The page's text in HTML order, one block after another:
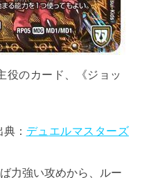
役のカード、《ジョッ
典： デュ エルマスターズ
力強い攻めから、ルー